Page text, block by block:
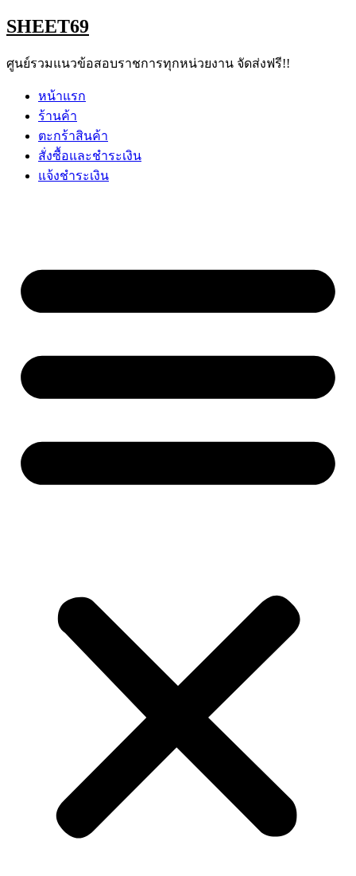
Skip
to
SHEET69
ศูนย์รวมแนวข้อสอบราชการทุกหน่วยงาน จัดส่งฟรี!!
หน้าแรก
ร้านค้า
ตะกร้าสินค้า
สั่งซื้อและชำระเงิน
แจ้งชำระเงิน